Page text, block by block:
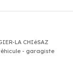
LA CHIéSAZ
- garagiste